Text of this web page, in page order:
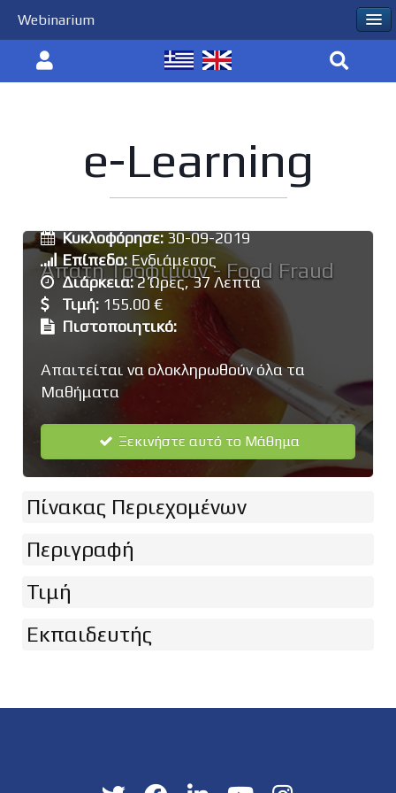
e-Learning
Απάτη Τροφίμων - Food Fraud
Κυκλοφόρησε: 30-09-2019
Επίπεδο:Ενδιάμεσος
Διάρκεια:2 Ώρες, 37 Λεπτά
Τιμή: 155.00 €
Πιστοποιητικό:
Απαιτείται να ολοκληρωθούν όλα τα
Μαθήματα
Ξεκινήστε αυτό το Μάθημα
Πίνακας Περιεχομένων
Περιγραφή
Τιμή
Εκπαιδευτής
Webinarium